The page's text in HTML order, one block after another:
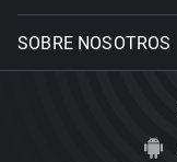
SOBRE NOSOTROS